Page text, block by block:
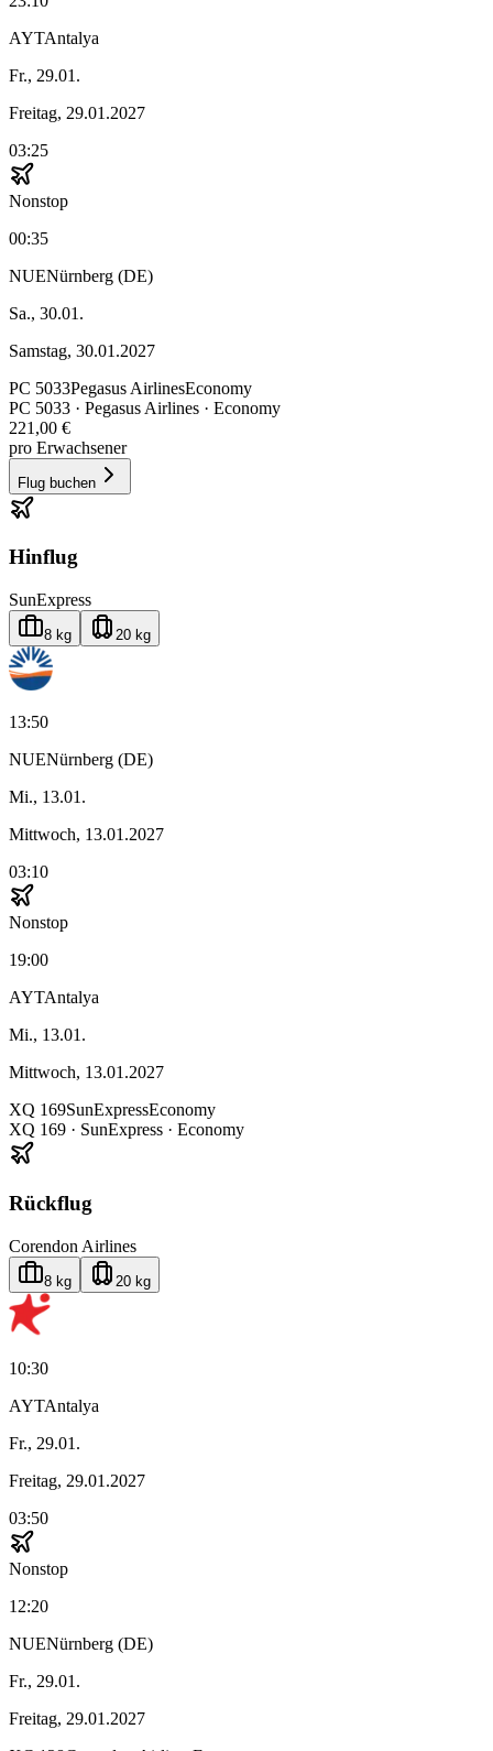
AYTAntalya
Fr., 29.01.
Freitag, 29.01.2027
03:25
Nonstop
00:35
NUENürnberg (DE)
Sa., 30.01.
Samstag, 30.01.2027
PC 5033Pegasus AirlinesEconomy
PC 5033 · Pegasus Airlines · Economy
221,00 €
pro Erwachsener
Flug buchen
Hinflug
SunExpress
8 kg 20 kg
13:50
NUENürnberg (DE)
Mi., 13.01.
Mittwoch, 13.01.2027
03:10
Nonstop
19:00
AYTAntalya
Mi., 13.01.
Mittwoch, 13.01.2027
XQ 169SunExpressEconomy
XQ 169 · SunExpress · Economy
Rückflug
Corendon Airlines
8 kg 20 kg
10:30
AYTAntalya
Fr., 29.01.
Freitag, 29.01.2027
03:50
Nonstop
12:20
NUENürnberg (DE)
Fr., 29.01.
Freitag, 29.01.2027